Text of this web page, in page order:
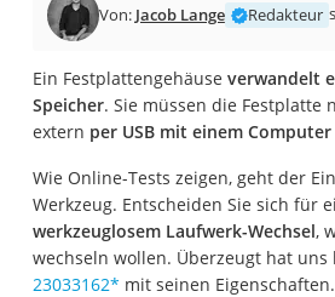
Von: Jacob Lange Redakteur
Ein Festplattengehäuse verwandelt
Speicher. Sie müssen die Festplatte
extern per USB mit einem
Wie Online-Tests zeigen, geht der
Werkzeug. Entscheiden Sie sich für
werkzeuglosem Laufwerk-Wechsel,
wechseln wollen. Überzeugt hat
23033162* mit seinen Eigenschaften.